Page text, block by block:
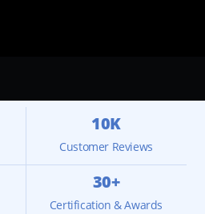
10K
Customer Reviews
30+
Certification & Awards